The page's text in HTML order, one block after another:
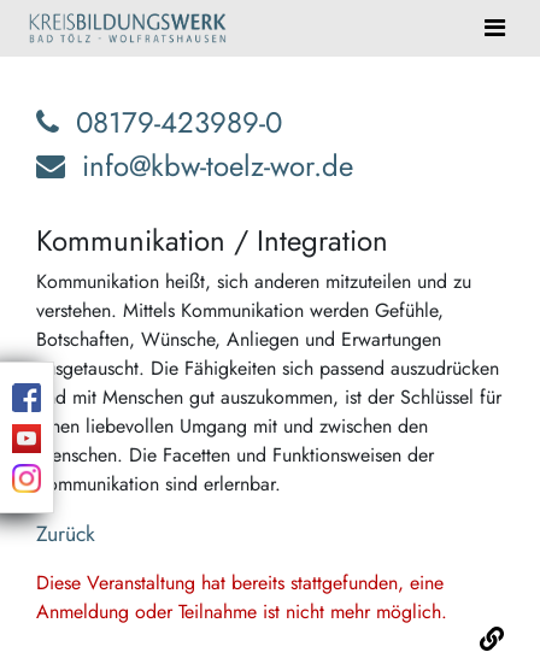
08179-423989-0
info@kbw-toelz-wor.de
Kommunikation / Integration
Kommunikation heißt, sich anderen mitzuteilen und zu
verstehen. Mittels Kommunikation werden Gefühle,
Botschaften, Wünsche, Anliegen und Erwartungen
ausgetauscht. Die Fähigkeiten sich passend auszudrücken
und mit Menschen gut auszukommen, ist der Schlüssel für
einen liebevollen Umgang mit und zwischen den
Menschen. Die Facetten und Funktionsweisen der
Kommunikation sind erlernbar.
Zurück
Diese Veranstaltung hat bereits stattgefunden, eine
Anmeldung oder Teilnahme ist nicht mehr möglich.